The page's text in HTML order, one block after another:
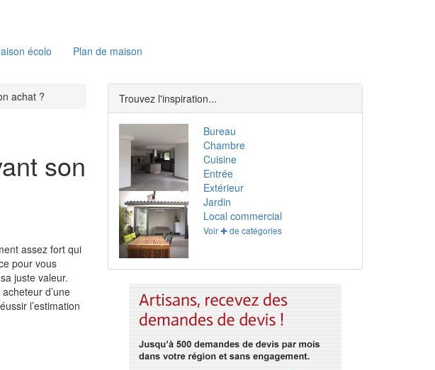
écolo Plan de maison
achat ?
son
assez fort qui
pour vous
juste valeur.
d’une
l’estimation
Trouvez l'inspiration...
Bureau
Chambre
Cuisine
Entrée
Extérieur
Jardin
Local commercial
Voir ✚ de catégories